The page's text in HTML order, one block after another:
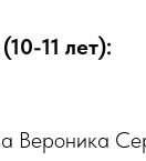
11 лет):
Вероника